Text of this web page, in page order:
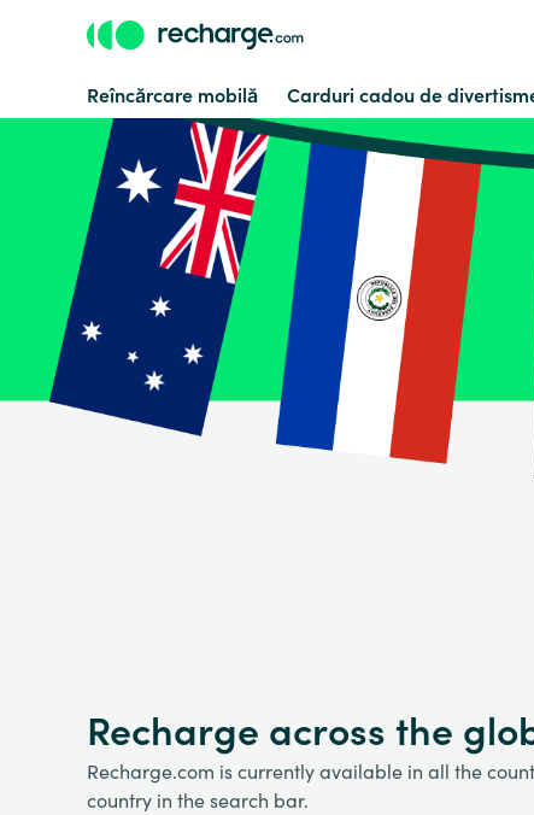
Reîncărcare mobilă Carduri cadou de
Recharge across the
Recharge.com is currently available in all the
country in the search bar.